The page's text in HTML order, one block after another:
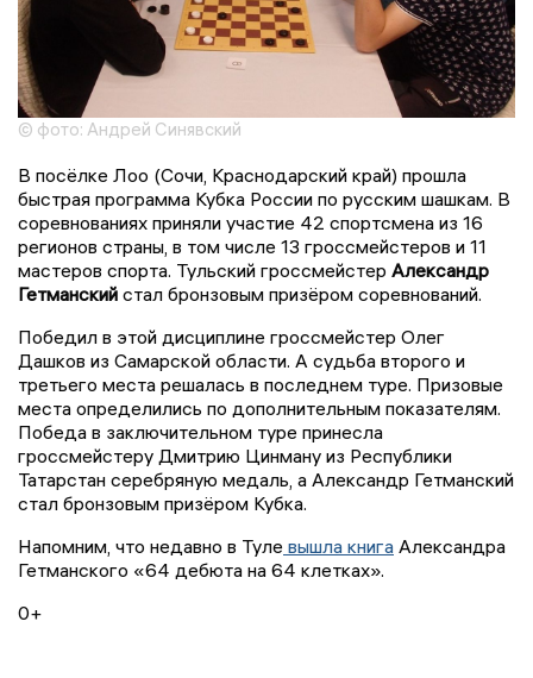
© фото: Андрей Синявский
В посёлке Лоо (Сочи, Краснодарский край) прошла
быстрая программа Кубка России по русским шашкам. В
соревнованиях приняли участие 42 спортсмена из 16
регионов страны, в том числе 13 гроссмейстеров и 11
мастеров спорта. Тульский гроссмейстер Александр
Гетманский стал бронзовым призёром соревнований.
Победил в этой дисциплине гроссмейстер Олег
Дашков из Самарской области. А судьба второго и
третьего места решалась в последнем туре. Призовые
места определились по дополнительным показателям.
Победа в заключительном туре принесла
гроссмейстеру Дмитрию Цинману из Республики
Татарстан серебряную медаль, а Александр Гетманский
стал бронзовым призёром Кубка.
Напомним, что недавно в Туле вышла книга Александра
Гетманского «64 дебюта на 64 клетках».
0+